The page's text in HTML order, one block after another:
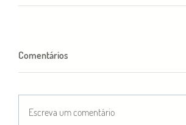
Comentários
Escreva um comentário